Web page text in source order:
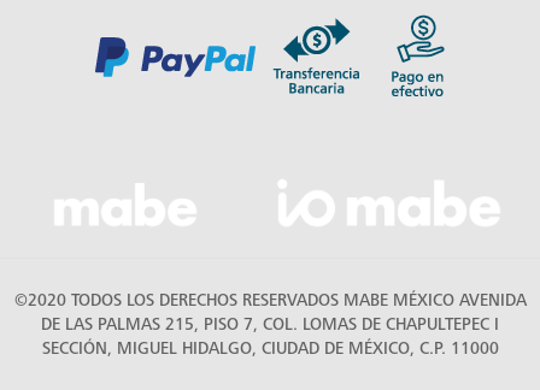
©2020 TODOS LOS DERECHOS RESERVADOS MABE MÉXICO AVENIDA
DE LAS PALMAS 215, PISO 7, COL. LOMAS DE CHAPULTEPEC I
SECCIÓN, MIGUEL HIDALGO, CIUDAD DE MÉXICO, C.P. 11000